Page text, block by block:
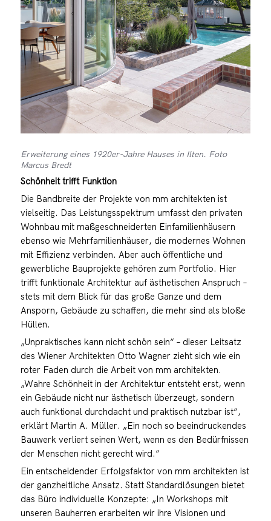
Erweiterung eines 1920er-Jahre Hauses in Ilten. Foto
Marcus Bredt
Schönheit trifft Funktion
Die Bandbreite der Projekte von mm architekten ist
vielseitig. Das Leistungsspektrum umfasst den privaten
Wohnbau mit maßgeschneiderten Einfamilienhäusern
ebenso wie Mehrfamilienhäuser, die modernes Wohnen
mit Effizienz verbinden. Aber auch öffentliche und
gewerbliche Bauprojekte gehören zum Portfolio. Hier
trifft funktionale Architektur auf ästhetischen Anspruch –
stets mit dem Blick für das große Ganze und dem
Ansporn, Gebäude zu schaffen, die mehr sind als bloße
Hüllen.
„Unpraktisches kann nicht schön sein“ – dieser Leitsatz
des Wiener Architekten Otto Wagner zieht sich wie ein
roter Faden durch die Arbeit von mm architekten.
„Wahre Schönheit in der Architektur entsteht erst, wenn
ein Gebäude nicht nur ästhetisch überzeugt, sondern
auch funktional durchdacht und praktisch nutzbar ist“,
erklärt Martin A. Müller. „Ein noch so beeindruckendes
Bauwerk verliert seinen Wert, wenn es den Bedürfnissen
der Menschen nicht gerecht wird.“
Ein entscheidender Erfolgsfaktor von mm architekten ist
der ganzheitliche Ansatz. Statt Standardlösungen bietet
das Büro individuelle Konzepte: „In Workshops mit
unseren Bauherren erarbeiten wir ihre Visionen und